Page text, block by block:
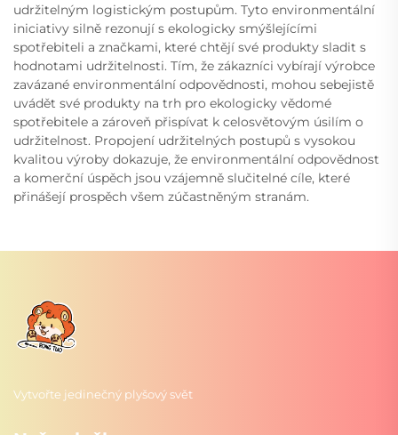
udržitelným logistickým postupům. Tyto environmentální
iniciativy silně rezonují s ekologicky smýšlejícími
spotřebiteli a značkami, které chtějí své produkty sladit s
hodnotami udržitelnosti. Tím, že zákazníci vybírají výrobce
zavázané environmentální odpovědnosti, mohou sebejistě
uvádět své produkty na trh pro ekologicky vědomé
spotřebitele a zároveň přispívat k celosvětovým úsilím o
udržitelnost. Propojení udržitelných postupů s vysokou
kvalitou výroby dokazuje, že environmentální odpovědnost
a komerční úspěch jsou vzájemně slučitelné cíle, které
přinášejí prospěch všem zúčastněným stranám.
Vytvořte jedinečný plyšový svět